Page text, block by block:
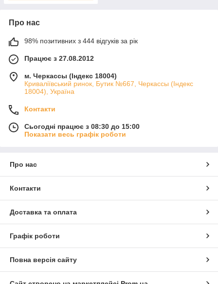
Про нас
98% позитивних з 444 відгуків за рік
Працює з 27.08.2012
м. Черкассы (Індекс 18004)
Криваліївський ринок, Бутик №667, Черкассы (Індекс
18004), Україна
Контакти
Сьогодні працює з 08:30 до 15:00
Показати весь графік роботи
Про нас
Контакти
Доставка та оплата
Графік роботи
Повна версія сайту